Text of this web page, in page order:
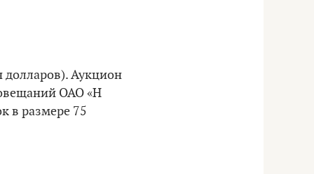
долларов). Аукцион
ОАО «Н
в размере 75